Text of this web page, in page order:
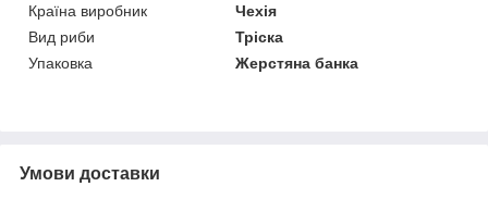
Країна виробник
Чехія
Вид риби
Тріска
Упаковка
Жерстяна банка
Умови доставки